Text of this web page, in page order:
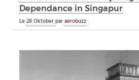
Dependance in Singapur
Le28 Oktoberparaerobuzz